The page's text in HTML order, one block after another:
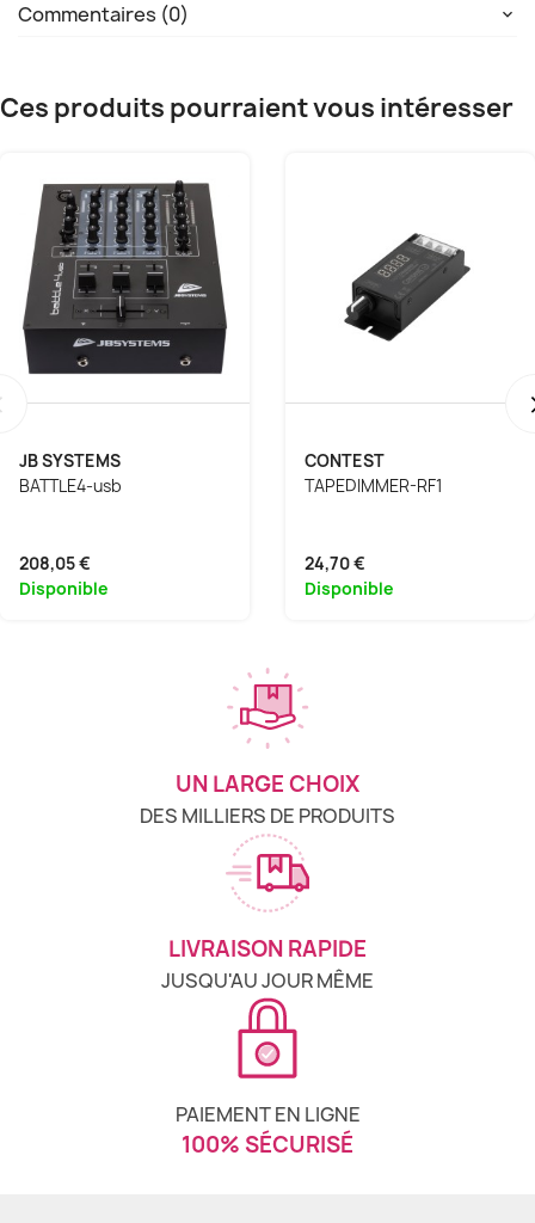
Commentaires (0)
Ces produits pourraient vous intéresser
JB SYSTEMS
BATTLE4-usb
208,05 €
Disponible
CONTEST
TAPEDIMMER-RF1
24,70 €
Disponible
UN LARGE CHOIX
DES MILLIERS DE PRODUITS
LIVRAISON RAPIDE
JUSQU'AU JOUR MÊME
PAIEMENT EN LIGNE
100% SÉCURISÉ